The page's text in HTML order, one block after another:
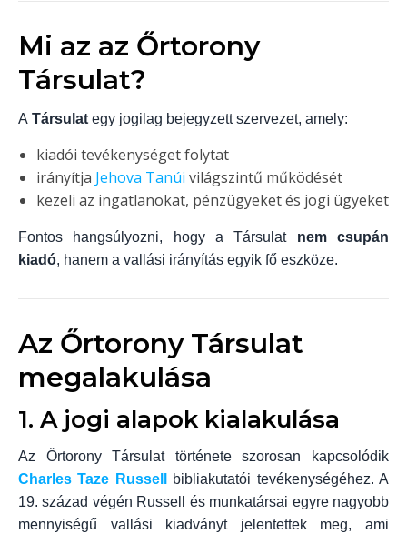
Mi az az Őrtorony
Társulat?
A Társulat egy jogilag bejegyzett szervezet, amely:
kiadói tevékenységet folytat
irányítja Jehova Tanúi világszintű működését
kezeli az ingatlanokat, pénzügyeket és jogi ügyeket
Fontos hangsúlyozni, hogy a Társulat nem csupán
kiadó, hanem a vallási irányítás egyik fő eszköze.
Az Őrtorony Társulat
megalakulása
1. A jogi alapok kialakulása
Az Őrtorony Társulat története szorosan kapcsolódik
Charles Taze Russell
bibliakutatói tevékenységéhez. A
19. század végén Russell és munkatársai egyre nagyobb
mennyiségű vallási kiadványt jelentettek meg, ami